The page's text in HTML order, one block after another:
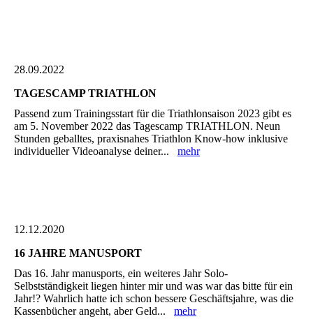
28.09.2022
TAGESCAMP TRIATHLON
Passend zum Trainingsstart für die Triathlonsaison 2023 gibt es
am 5. November 2022 das Tagescamp TRIATHLON. Neun
Stunden geballtes, praxisnahes Triathlon Know-how inklusive
individueller Videoanalyse deiner... mehr
12.12.2020
16 JAHRE MANUSPORT
Das 16. Jahr manusports, ein weiteres Jahr Solo-
Selbstständigkeit liegen hinter mir und was war das bitte für ein
Jahr!? Wahrlich hatte ich schon bessere Geschäftsjahre, was die
Kassenbücher angeht, aber Geld... mehr